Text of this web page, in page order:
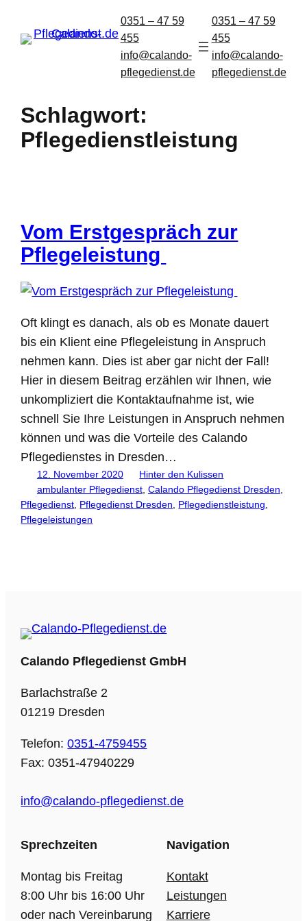
0351 – 47 59
455
info@calando-
pflegedienst.de
0351 – 47 59
455
info@calando-
pflegedienst.de
Schlagwort:
Pflegedienstleistung
Vom Erstgespräch zur
Pflegeleistung
Oft klingt es danach, als ob es Monate dauert
bis ein Klient eine Pflegeleistung in Anspruch
nehmen kann. Dies ist aber gar nicht der Fall!
Hier in diesem Beitrag erzählen wir Ihnen, wie
unkompliziert die Kontaktaufnahme ist, wie
schnell Sie Ihre Leistungen in Anspruch nehmen
können und was die Vorteile des Calando
Pflegedienstes in Dresden…
12. November 2020
Hinter den Kulissen
ambulanter Pflegedienst, Calando Pflegedienst Dresden
Pflegedienst Pflegedienst Dresden Pflegedienstleistung
Pflegeleistungen
Calando Pflegedienst GmbH
Barlachstraße 2
01219 Dresden
Telefon:0351-4759455
Fax: 0351-47940229
info@calando-pflegedienst.de
Sprechzeiten
Montag bis Freitag
8:00 Uhr bis 16:00 Uhr
oder nach Vereinbarung
Navigation
Kontakt
Leistungen
Karriere